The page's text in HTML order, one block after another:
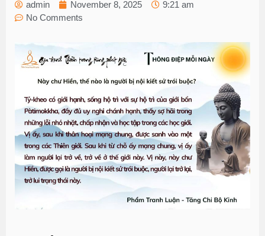
admin November 8, 2025
9:21 am
No Comments